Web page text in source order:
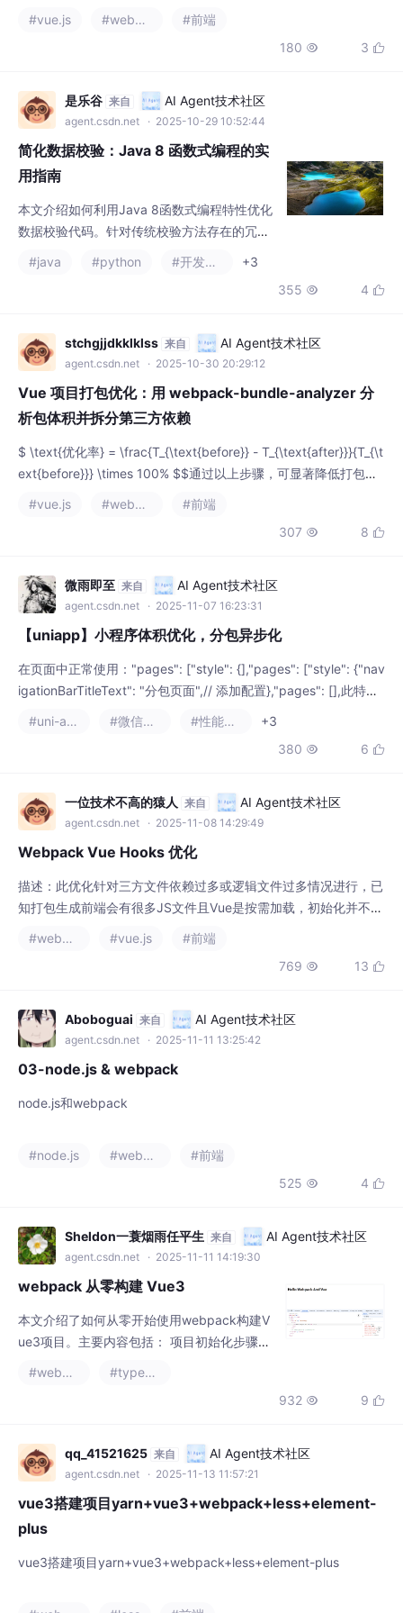
sh），以及调试构建异常（如文件未被处理）。重点检查Compre
ssionPlugin、css-loader等关键配置项的实际应用情况，确保vue.
#vue.js
#前端
180  3 
是乐谷 来自 AI Agent技术社区
agent.csdn.net · 2025-10-29 10:52:44
简化数据校验：Java 8 函数式编程的实
用指南
本文介绍如何利用Java 8函数式编程特性优化
数据校验代码。针对传统校验方法存在的冗余
通用校验方法ensureColumnValueValid，显著
读性和维护性方面的优势，为Java开发提供更
优雅高效的解决方案。
#java #python
+3
355  4 
stchgjjdkklklss 来自 AI Agent技术社区
agent.csdn.net · 2025-10-30 20:29:12
Vue 项目打包优化：用 webpack-bundle-analyzer 分
析包体积并拆分第三方依赖
$ \text{优化率} = \frac{T_{\text{before}} - T_{\text{after}}}{T_{\t
ext{before}}} \times 100% $$通过以上步骤，可显著降低打包体
(图中不同颜色区块代表不同模块的体积占比)在项目根目录创建/修
#vue.js
#前端
307  8 
微雨即至 来自 AI Agent技术社区
agent.csdn.net · 2025-11-07 16:23:31
【uniapp】小程序体积优化，分包异步化
在页面中正常使用："pages": ["style": {],"pages": ["style": {"nav
igationBarTitleText": "分包页面",// 添加配置},"pages": [],此特性
置，如果需要在某个组件或者页面中配置，可以使用uni-toolkit 插
+3
380  6 
一位技术不高的猿人 来自 AI Agent技术社区
agent.csdn.net · 2025-11-08 14:29:49
Webpack Vue Hooks 优化
描述：此优化针对三方文件依赖过多或逻辑文件过多情况进行，已
知打包生成前端会有很多JS文件且Vue是按需加载，初始化并不会
置并不太好情况下会出现首次访问其他组件卡顿现象，原因出自加
载文件上。以下内容一切从简，简单、快捷、清晰。
#vue.js
#前端
769  13 
Aboboguai 来自 AI Agent技术社区
agent.csdn.net · 2025-11-11 13:25:42
03-node.js & webpack
node.js和webpack
#node.js
#前端
525  4 
Sheldon一蓑烟雨任平生 来自 AI Agent技术社区
agent.csdn.net · 2025-11-11 14:19:30
webpack 从零构建 Vue3
本文介绍了如何从零开始使用webpack构建V
ue3项目。主要内容包括： 项目初始化步骤，
本文件结构 Webpack基本配置，安装webpac
webpack处理.vue文件 解决打包产物清理问
题，推荐在output中配置clean选项自动清除
932  9 
qq_41521625 来自 AI Agent技术社区
agent.csdn.net · 2025-11-13 11:57:21
vue3搭建项目yarn+vue3+webpack+less+element-
plus
vue3搭建项目yarn+vue3+webpack+less+element-plus
#less #前端